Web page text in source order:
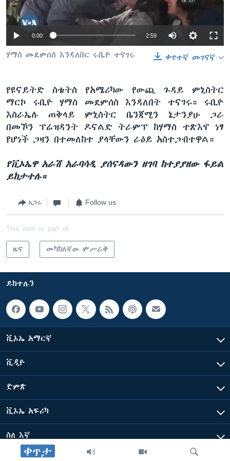
ቋንቋዎች
ቀጥታ
Auto 240p 360p 480p
720p 1080p
0:00 2:59
480p
720p
1080p
ቀጥተኛ መገናኛ
ሃማስ መደምሰስ እንዳለበር ሩቢዮ ተናገሩ
የዩናይትድ ስቴትስ የአሜሪካው የውጪ ጉዳይ ምኒስትር
ማርኮ ሩቢዮ ሃማስ መደምሰስ እንዳለበት ተናገሩ። ሩቢዮ
እስራኤሉ ጠቅላይ ምኒስትር ቤንጃሚን ኔታንያሁ ጋራ
በመኾን ፕሬዝዳንት ዶናልድ ትራምፕ ከሃማስ ተጽእኖ ነፃ
የሆነች ጋዛን በተመለከተ ያላቸውን ራዕይ አስተጋብተዋል።
የቪኦኤዋ አራሽ አራባሳዲ ያሰናዳውን ዘገባ ከተያያዘው ፋይል
ይከታተሉ።
አጋሩ Follow us
This item is part of
ዜና መካከለኛው ምሥራቅ
ይከተሉን
ቪኦኤ አማርኛ
ቪዲዮ
ድምጽ
ቪኦኤ አፍሪካ
ስለ እኛ